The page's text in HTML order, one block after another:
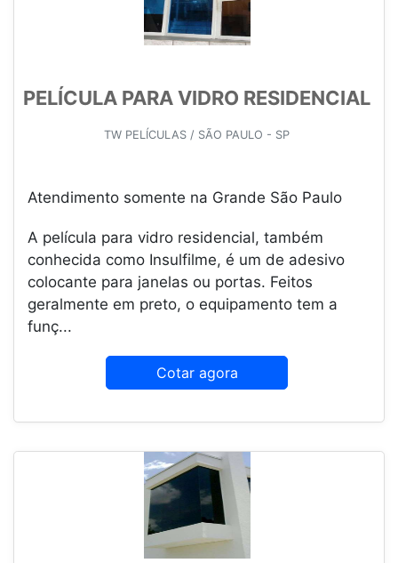
PELÍCULA PARA VIDRO RESIDENCIAL
TW PELÍCULAS / SÃO PAULO - SP
Atendimento somente na Grande São Paulo
A película para vidro residencial, também
conhecida como Insulfilme, é um de adesivo
colocante para janelas ou portas. Feitos
geralmente em preto, o equipamento tem a
funç...
Cotar agora